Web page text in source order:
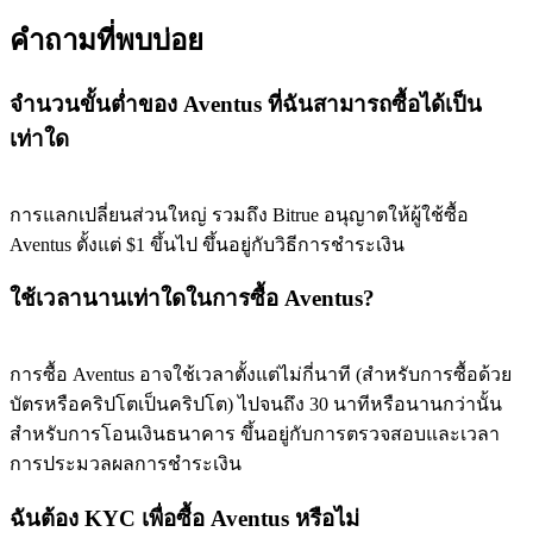
Deposit CASHCAT & Win
Share 500000 CASHCAT prize pool
Exclusive for BitMart Users
Register & Trade to Win 500,000 USDT
Trade Gold & Silver · 33,333 USDT Bonus
USDT Flexible Staking | Daily Rewards
คำถามที่พบบ่อย
จำนวนขั้นต่ำของ Aventus ที่ฉันสามารถซื้อได้เป็น
เท่าใด
การแลกเปลี่ยนส่วนใหญ่ รวมถึง Bitrue อนุญาตให้ผู้ใช้ซื้อ
Aventus ตั้งแต่ $1 ขึ้นไป ขึ้นอยู่กับวิธีการชำระเงิน
ใช้เวลานานเท่าใดในการซื้อ Aventus?
การซื้อ Aventus อาจใช้เวลาตั้งแต่ไม่กี่นาที (สำหรับการซื้อด้วย
บัตรหรือคริปโตเป็นคริปโต) ไปจนถึง 30 นาทีหรือนานกว่านั้น
สำหรับการโอนเงินธนาคาร ขึ้นอยู่กับการตรวจสอบและเวลา
การประมวลผลการชำระเงิน
ฉันต้อง KYC เพื่อซื้อ Aventus หรือไม่